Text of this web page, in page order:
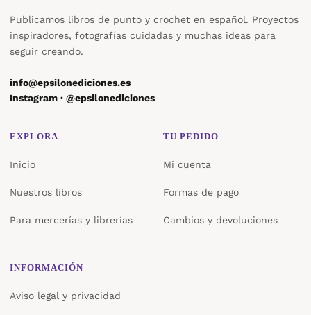
Publicamos libros de punto y crochet en español. Proyectos
inspiradores, fotografías cuidadas y muchas ideas para
seguir creando.
info@epsilonediciones.es
Instagram · @epsilonediciones
EXPLORA
Inicio
Nuestros libros
Para mercerías y librerías
TU PEDIDO
Mi cuenta
Formas de pago
Cambios y devoluciones
INFORMACIÓN
Aviso legal y privacidad